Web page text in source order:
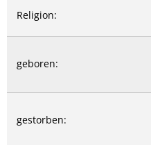
Religion:
geboren:
gestorben: